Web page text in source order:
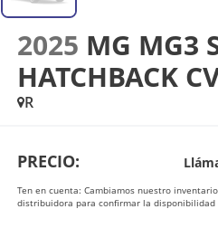
2025 MG MG3
HATCHBACK
R
PRECIO:
Ten en cuenta: Cambiamos nuestro
distribuidora para confirmar la disponibilidad